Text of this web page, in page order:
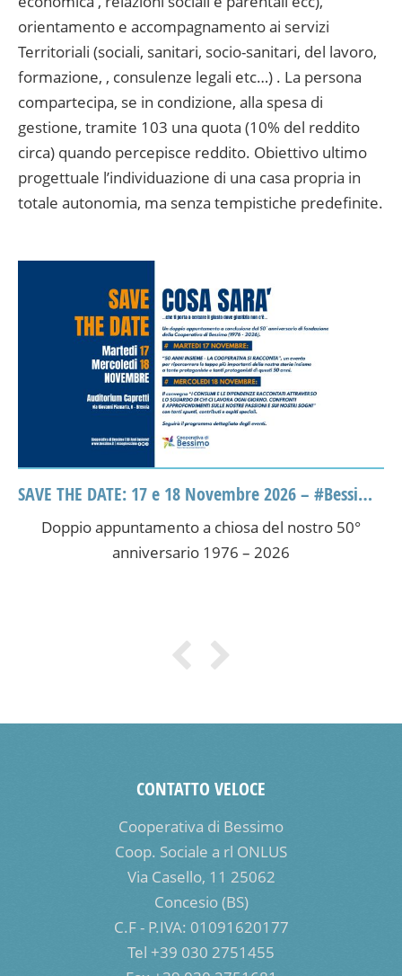
orientamento e accompagnamento ai servizi
Territoriali (sociali, sanitari, socio-sanitari, del lavoro,
formazione, , consulenze legali etc…) . La persona
compartecipa, se in condizione, alla spesa di
gestione, tramite 103 una quota (10% del reddito
circa) quando percepisce reddito. Obiettivo ultimo
progettuale l’individuazione di una casa propria in
totale autonomia, ma senza tempistiche predefinite.
Al via “50 anni in 7 tappe”
La biciclettata che, in occasione del 50esimo,
ripercorrerà la nostra storia!
CONTATTO VELOCE
Cooperativa di Bessimo
Coop. Sociale a rl ONLUS
Via Casello, 11 25062
Concesio (BS)
C.F - P.IVA: 01091620177
Tel +39 030 2751455